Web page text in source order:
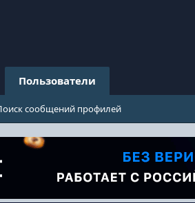
Пользователи
сообщений профилей